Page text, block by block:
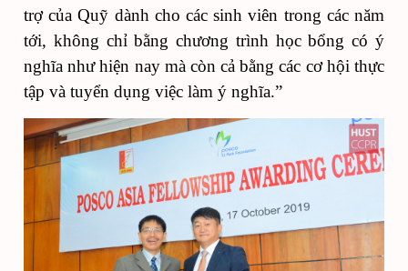
trợ của Quỹ dành cho các sinh viên trong các năm
tới, không chỉ bằng chương trình học bổng có ý
nghĩa như hiện nay mà còn cả bằng các cơ hội thực
tập và tuyển dụng việc làm ý nghĩa.”